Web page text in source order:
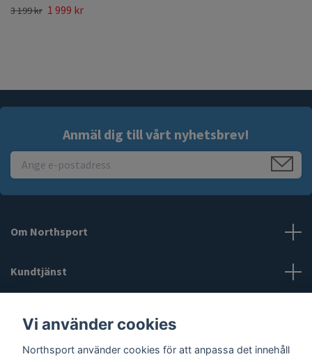
3 199 kr 1 999 kr
Anmäl dig till vårt nyhetsbrev!
Om Northsport
Kundtjänst
Sociala medier
Vi använder cookies
Northsport använder cookies för att anpassa det innehåll